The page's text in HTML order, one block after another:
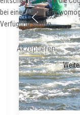
bei einer Ablehnung
Verfügung stehen.
Akzeptieren